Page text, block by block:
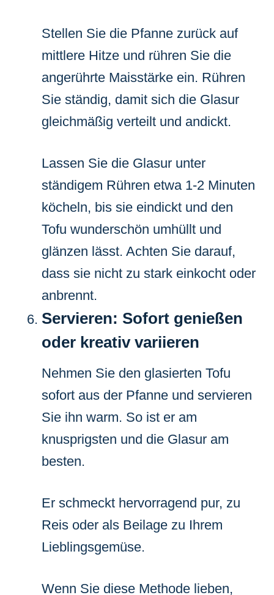
Stellen Sie die Pfanne zurück auf
mittlere Hitze und rühren Sie die
angerührte Maisstärke ein. Rühren
Sie ständig, damit sich die Glasur
gleichmäßig verteilt und andickt.
Lassen Sie die Glasur unter
ständigem Rühren etwa 1-2 Minuten
köcheln, bis sie eindickt und den
Tofu wunderschön umhüllt und
glänzen lässt. Achten Sie darauf,
dass sie nicht zu stark einkocht oder
anbrennt.
Servieren: Sofort genießen
oder kreativ variieren
Nehmen Sie den glasierten Tofu
sofort aus der Pfanne und servieren
Sie ihn warm. So ist er am
knusprigsten und die Glasur am
besten.
Er schmeckt hervorragend pur, zu
Reis oder als Beilage zu Ihrem
Lieblingsgemüse.
Wenn Sie diese Methode lieben,